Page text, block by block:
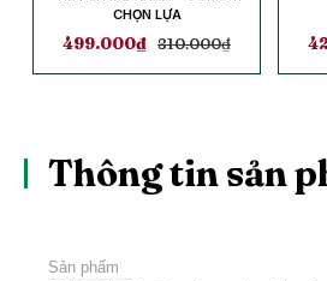
CHỌN LỰA
499.000₫ 810.000₫
Thông tin sản
Sản phẩm